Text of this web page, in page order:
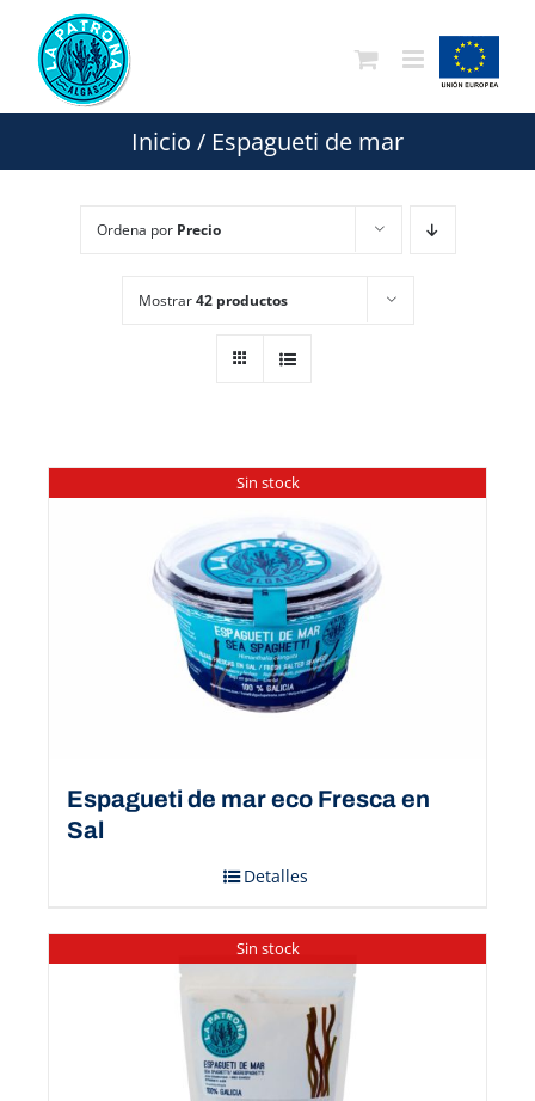
contenido
Inicio / Espagueti de mar
Ordena por Precio
Mostrar42 productos
Sin stock
Espagueti de mar eco Fresca en
Sal
Detalles
Sin stock